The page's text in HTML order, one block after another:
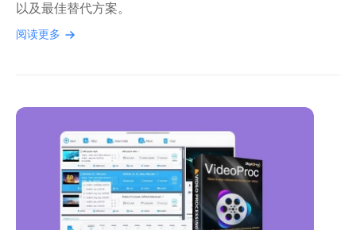
以及最佳替代方案。
阅读更多